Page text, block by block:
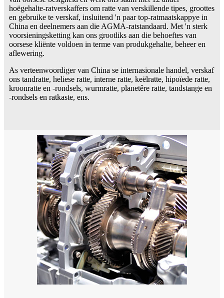
hoëgehalte-ratverskaffers om ratte van verskillende tipes, groottes
en gebruike te verskaf, insluitend 'n paar top-ratmaatskappye in
China en deelnemers aan die AGMA-ratstandaard. Met 'n sterk
voorsieningsketting kan ons grootliks aan die behoeftes van
oorsese kliënte voldoen in terme van produkgehalte, beheer en
aflewering.
As verteenwoordiger van China se internasionale handel, verskaf
ons tandratte, heliese ratte, interne ratte, keëlratte, hipoïede ratte,
kroonratte en -rondsels, wurmratte, planetêre ratte, tandstange en
-rondsels en ratkaste, ens.